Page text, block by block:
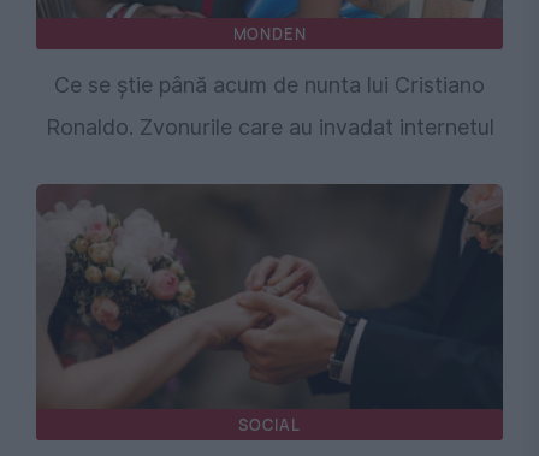
MONDEN
Ce se știe până acum de nunta lui Cristiano
Ronaldo. Zvonurile care au invadat internetul
SOCIAL